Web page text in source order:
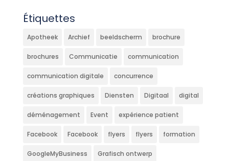
Étiquettes
Apotheek Archief beeldscherm brochure
brochures Communicatie communication
communication digitale concurrence
créations graphiques Diensten Digitaal digital
déménagement Event expérience patient
Facebook Facebook flyers flyers formation
GoogleMyBusiness Grafisch ontwerp